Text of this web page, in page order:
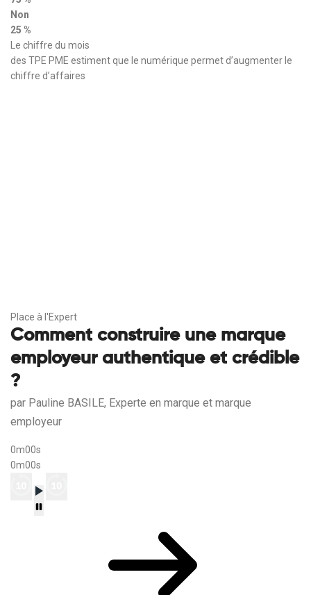
Non
25 %
Le chiffre du mois
des TPE PME estiment que le numérique permet d’augmenter le
chiffre d’affaires
Place à l'Expert
Comment construire une marque
employeur authentique et crédible
?
par Pauline BASILE, Experte en marque et marque
employeur
0m00s
0m00s